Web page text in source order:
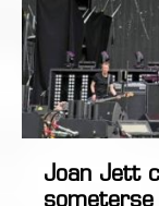
Joan Jett
someterse